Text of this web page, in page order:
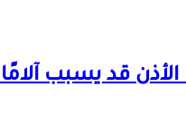
قد يسبب آلامًا